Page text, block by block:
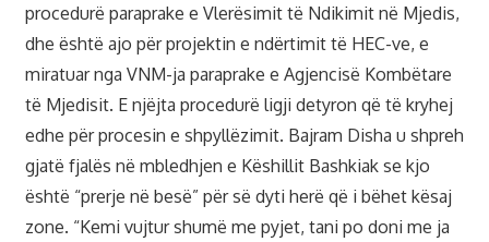
procedurë paraprake e Vlerësimit të Ndikimit në Mjedis,
dhe është ajo për projektin e ndërtimit të HEC-ve, e
miratuar nga VNM-ja paraprake e Agjencisë Kombëtare
të Mjedisit. E njëjta procedurë ligji detyron që të kryhej
edhe për procesin e shpyllëzimit. Bajram Disha u shpreh
gjatë fjalës në mbledhjen e Këshillit Bashkiak se kjo
është “prerje në besë” për së dyti herë që i bëhet kësaj
zone. “Kemi vujtur shumë me pyjet, tani po doni me ja